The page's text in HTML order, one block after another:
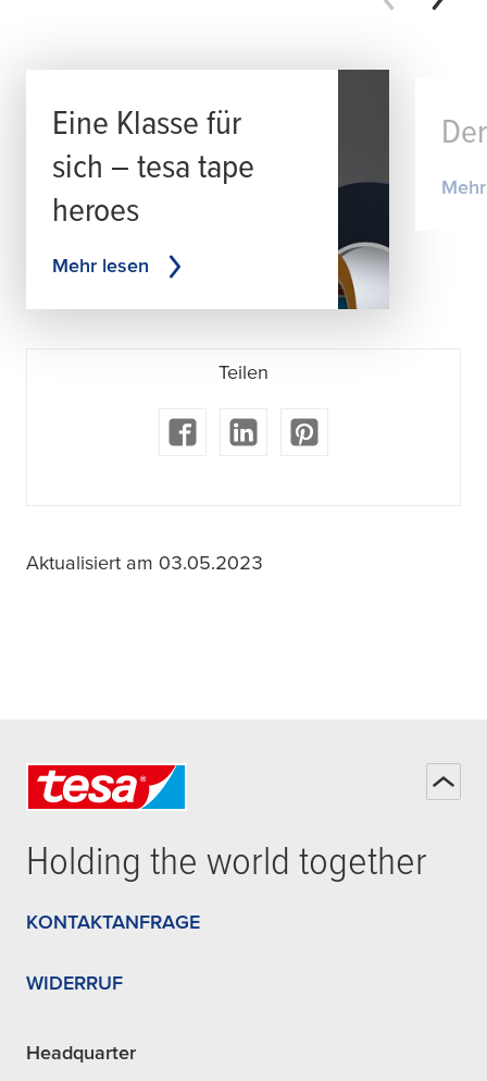
Eine Klasse für
sich – tesa tape
heroes
Mehr lesen
Teilen
Aktualisiert am 03.05.2023
Holding the world together
KONTAKTANFRAGE
WIDERRUF
Headquarter